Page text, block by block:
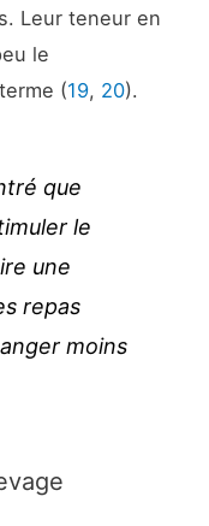
Leur teneur en
le
(19, 20).
que
le
une
repas
moins